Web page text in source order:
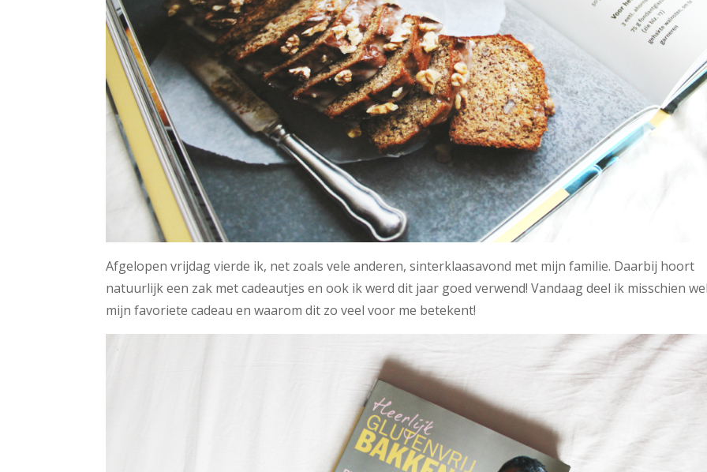
Afgelopen vrijdag vierde ik, net zoals vele anderen, sinterklaasavond met mijn familie. Daarbij hoort
natuurlijk een zak met cadeautjes en ook ik werd dit jaar goed verwend! Vandaag deel ik misschien
mijn favoriete cadeau en waarom dit zo veel voor me betekent!